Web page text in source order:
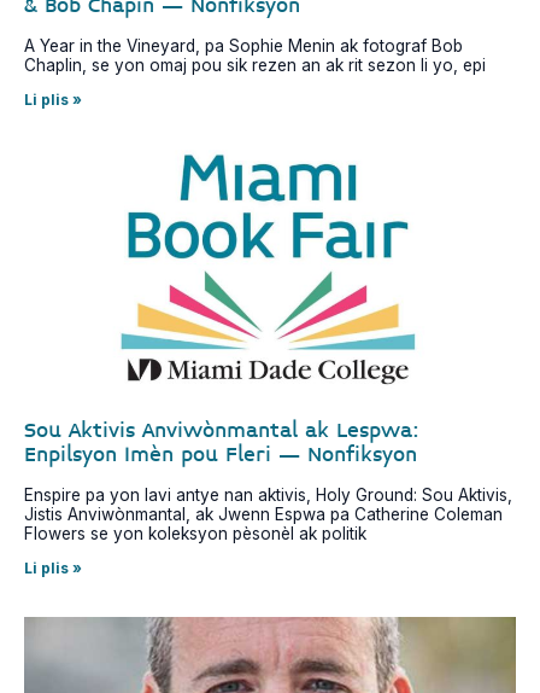
& Bob Chapin – Nonfiksyon
A Year in the Vineyard, pa Sophie Menin ak fotograf Bob
Chaplin, se yon omaj pou sik rezen an ak rit sezon li yo, epi
Li plis »
Sou Aktivis Anviwònmantal ak Lespwa:
Enpilsyon Imèn pou Fleri – Nonfiksyon
Enspire pa yon lavi antye nan aktivis, Holy Ground: Sou Aktivis,
Jistis Anviwònmantal, ak Jwenn Espwa pa Catherine Coleman
Flowers se yon koleksyon pèsonèl ak politik
Li plis »